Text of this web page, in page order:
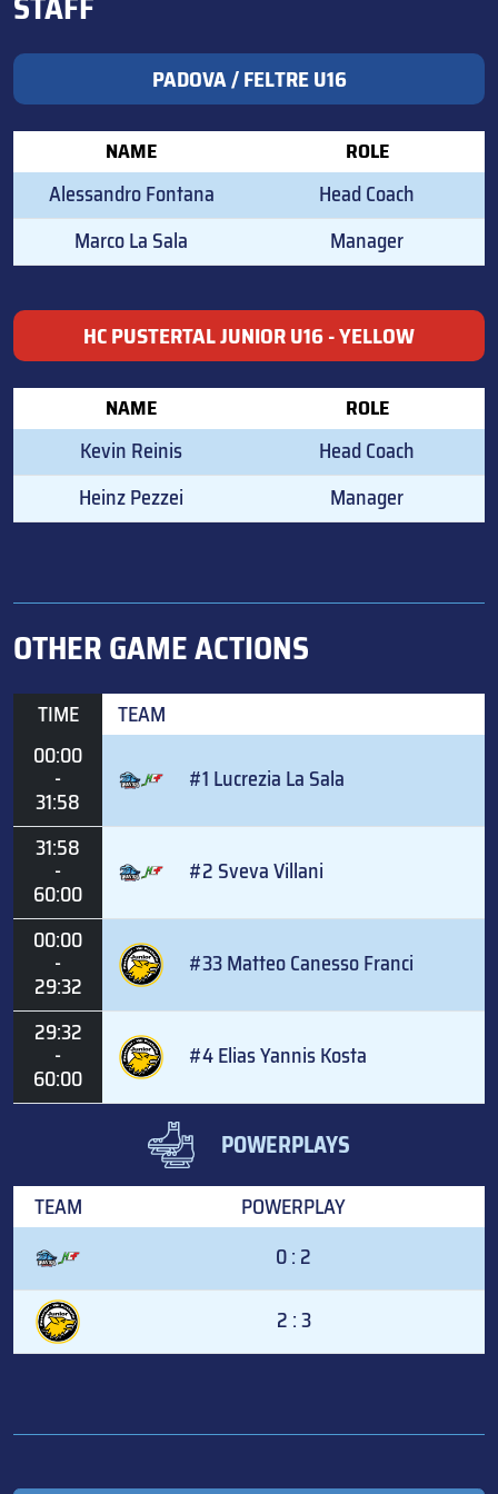
PADOVA / FELTRE U16
NAME ROLE
Alessandro Fontana
Head Coach
Marco La Sala
Manager
HC PUSTERTAL JUNIOR U16 - YELLOW
NAME ROLE
Kevin Reinis
Head Coach
Heinz Pezzei
Manager
OTHER GAME ACTIONS
TIME
TEAM
00:00
-
31:58
#1 Lucrezia La Sala
31:58
-
60:00
#2 Sveva Villani
00:00
-
29:32
#33 Matteo Canesso Franci
29:32
-
60:00
#4 Elias Yannis Kosta
POWERPLAYS
TEAM
POWERPLAY
0 : 2
2 : 3